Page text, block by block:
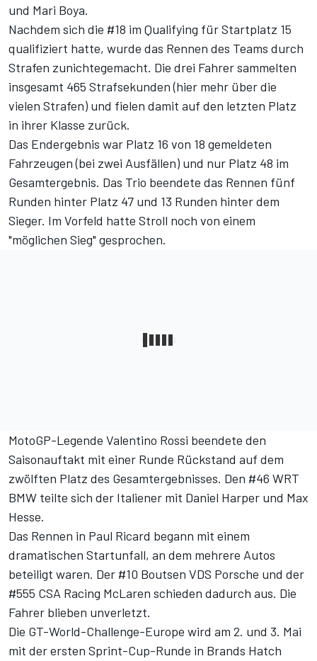
und Mari Boya.
Nachdem sich die #18 im Qualifying für Startplatz 15
qualifiziert hatte, wurde das Rennen des Teams durch
Strafen zunichtegemacht. Die drei Fahrer sammelten
insgesamt 465 Strafsekunden (hier mehr über die
vielen Strafen) und fielen damit auf den letzten Platz
in ihrer Klasse zurück.
Das Endergebnis war Platz 16 von 18 gemeldeten
Fahrzeugen (bei zwei Ausfällen) und nur Platz 48 im
Gesamtergebnis. Das Trio beendete das Rennen fünf
Runden hinter Platz 47 und 13 Runden hinter dem
Sieger. Im Vorfeld hatte Stroll noch von einem
"möglichen Sieg" gesprochen.
MotoGP-Legende Valentino Rossi beendete den
Saisonauftakt mit einer Runde Rückstand auf dem
zwölften Platz des Gesamtergebnisses. Den #46 WRT
BMW teilte sich der Italiener mit Daniel Harper und Max
Hesse.
Das Rennen in Paul Ricard begann mit einem
dramatischen Startunfall, an dem mehrere Autos
beteiligt waren. Der #10 Boutsen VDS Porsche und der
#555 CSA Racing McLaren schieden dadurch aus. Die
Fahrer blieben unverletzt.
Die GT-World-Challenge-Europe wird am 2. und 3. Mai
mit der ersten Sprint-Cup-Runde in Brands Hatch